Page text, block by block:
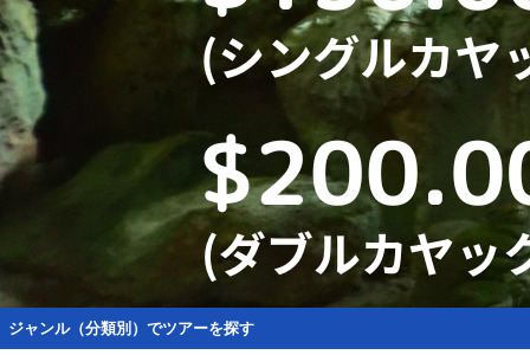
ジャンル（分類別）でツアーを探す